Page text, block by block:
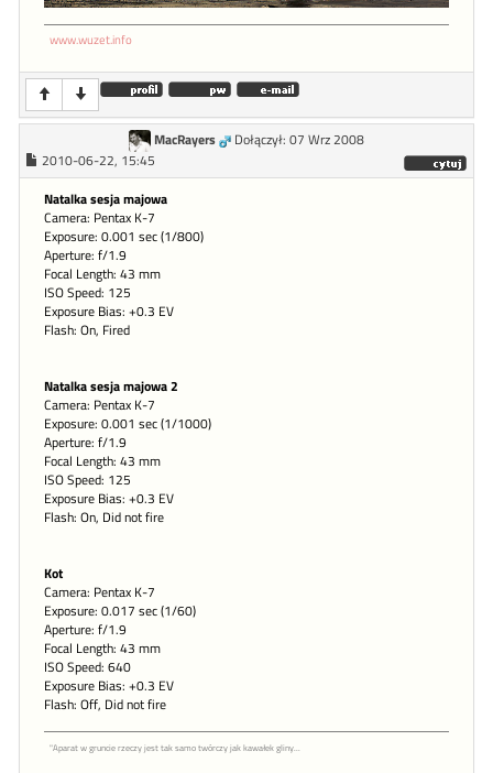
www.wuzet.info
MacRayers
Dołączył: 07 Wrz 2008
2010-06-22, 15:45
Natalka sesja majowa
Camera: Pentax K-7
Exposure: 0.001 sec (1/800)
Aperture: f/1.9
Focal Length: 43 mm
ISO Speed: 125
Exposure Bias: +0.3 EV
Flash: On, Fired
Natalka sesja majowa 2
Camera: Pentax K-7
Exposure: 0.001 sec (1/1000)
Aperture: f/1.9
Focal Length: 43 mm
ISO Speed: 125
Exposure Bias: +0.3 EV
Flash: On, Did not fire
Kot
Camera: Pentax K-7
Exposure: 0.017 sec (1/60)
Aperture: f/1.9
Focal Length: 43 mm
ISO Speed: 640
Exposure Bias: +0.3 EV
Flash: Off, Did not fire
"Aparat w gruncie rzeczy jest tak samo twórczy jak kawałek gliny...